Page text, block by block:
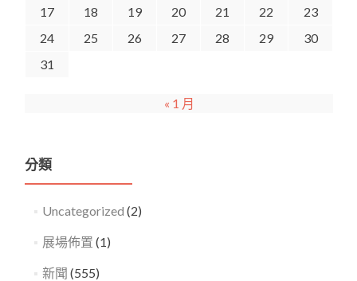
17
18 19 20 21 22
23
24
25 26 27 28 29
30
31
« 1 月
分類
Uncategorized (2)
展場佈置 (1)
新聞 (555)